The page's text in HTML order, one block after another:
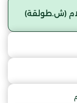
(ش.طولقة)